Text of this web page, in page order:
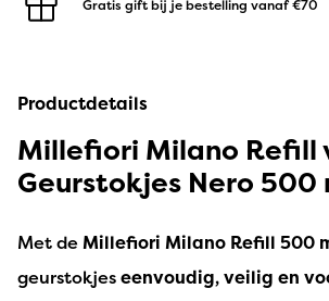
Gratis gift bij je bestelling vanaf €70
Productdetails
Millefiori Milano Refill
Geurstokjes Nero 500
Met de Millefiori Milano Refill 500
geurstokjeseenvoudig, veilig en